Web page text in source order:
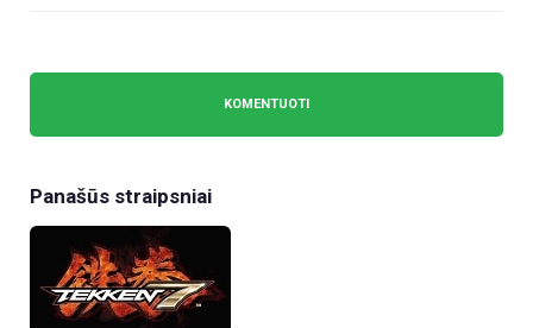
Panašūs straipsniai